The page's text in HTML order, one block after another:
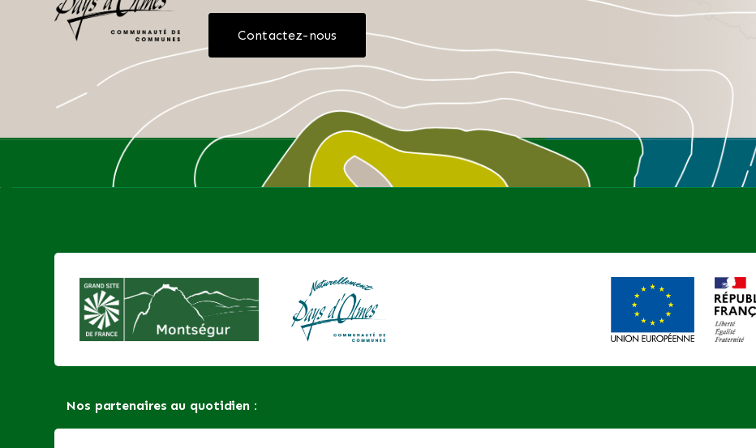
Contactez-nous
Nos partenaires au quotidien :